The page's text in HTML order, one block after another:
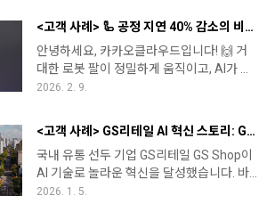
입니다. 관련기사1..
🎯 이번 인터뷰는 형정원 사무실 내의 도서
전문서적부터 각국의 법률 서적까지, 빼곡
하게 채워진 책장을 보는 것만으로도 이곳
이 얼마나 방대한 데이터를 쌓아온 기관인
은 서적들도 디지털 데..
면 사용자가 흐름을 놓치지 않고 업무에만
몰입할 수 있을까?” 라는 본질적인 물음에서
시작해, 1년여의 치열한 고민 끝에 콘솔을
완전히 재설계했습니다. 그리고 2026년 3
월 13일, 디자인 변화를 넘어 엔지니어의 경
드립니다. 👏 👏 새로운 콘솔이 집중한 것은
대시보드부터 테이블까지, 내 업무에 필요
한 정보와 기능만 골라 구성할 수 있습니다.
정해진 화면을 따라가는 것이 아니라, 사용
<고객 사례> 🦾 공정 지연 40% 감소의 비결, 피지컬 AI를 위한 디밀리언의 멀티클라우드 전략
안녕하세요, 카카오클라우드입니다! 🙌 거
대한 로봇 팔이 정밀하게 움직이고, AI가 실
시간으로 불량을 잡아내는 '미래형 공장'을
로 만드는 기업, 제조 데이터 기반 자율 제조
솔루션 전문 기업 디밀리언(DMILLION)과
카카오클라우드가 만났습니다. 🤝 기존 온
프레미스 서버의 한계를 넘어, 멀티클라우
드 전략으로 공정 지연 시간을 40%나 획기
2026. 2. 9.
<고객 사례> GS리테일 AI 혁신 스토리: GPU 비용 35% 절감 비결은?
국내 유통 선두 기업 GS리테일 GS Shop이
AI 기술로 놀라운 혁신을 달성했습니다. 바
로 GPU 비용을 35% 절감하고, 모델 실험 사
2026. 1. 5.